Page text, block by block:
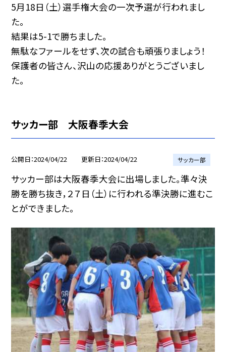
5月18日（土）選手権大会の一次予選が行われまし
た。
結果は5-1で勝ちました。
無駄なファールをせず、次の試合も頑張りましょう！
保護者の皆さん、沢山の応援ありがとうございまし
た。
サッカー部 大阪春季大会
公開日 2024/04/22 更新日 2024/04/22 サッカー部
サッカー部は大阪春季大会に出場しました。準々決
勝を勝ち抜き，２７日（土）に行われる準決勝に進むこ
とができました。